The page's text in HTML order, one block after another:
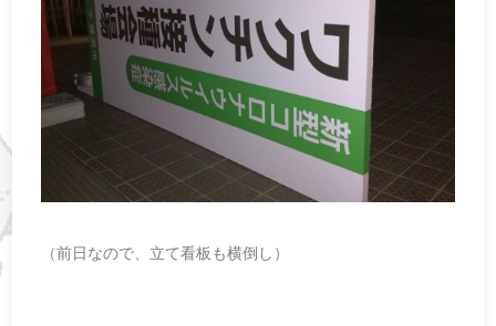
（前日なので、立て看板も横倒し）